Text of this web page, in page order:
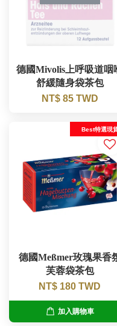
德國Mivolis上呼吸道咽
舒緩隨身袋茶包
NT$ 85 TWD
Best特選現
德國Meßmer玫瑰果香
芙蓉袋茶包
NT$ 180 TWD
加入購物車